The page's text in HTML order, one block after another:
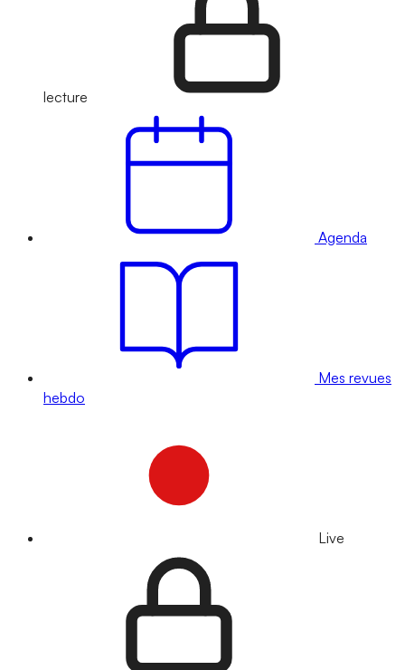
lecture
Agenda
Mes revues
hebdo
Live